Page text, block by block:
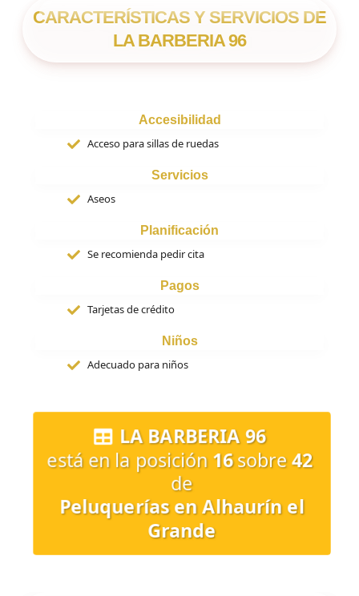
CARACTERÍSTICAS Y SERVICIOS DE
LA BARBERIA 96
Accesibilidad
Acceso para sillas de ruedas
Servicios
Aseos
Planificación
Se recomienda pedir cita
Pagos
Tarjetas de crédito
Niños
Adecuado para niños
LA BARBERIA 96
está en la posición 16 sobre 42
de
Peluquerías en Alhaurín el
Grande